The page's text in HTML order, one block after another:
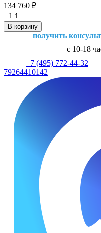
134 760 ₽
1
В корзину
получить
с 10-18
+7 (495) 772-44-32
79264410142